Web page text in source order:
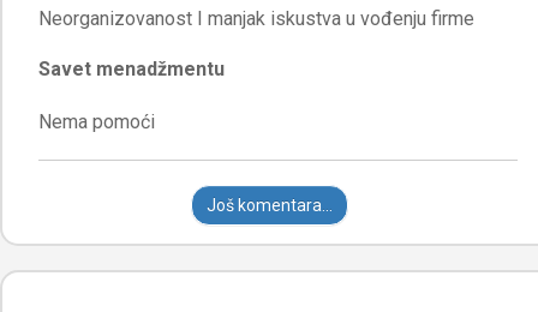
Savet menadžmentu
Još komentara...